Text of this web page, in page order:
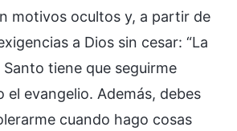
motivos ocultos y, a partir de
a Dios sin cesar: “La
tiene que seguirme
el evangelio. Además, debes
cuando hago cosas